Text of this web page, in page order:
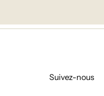
Suivez-nous